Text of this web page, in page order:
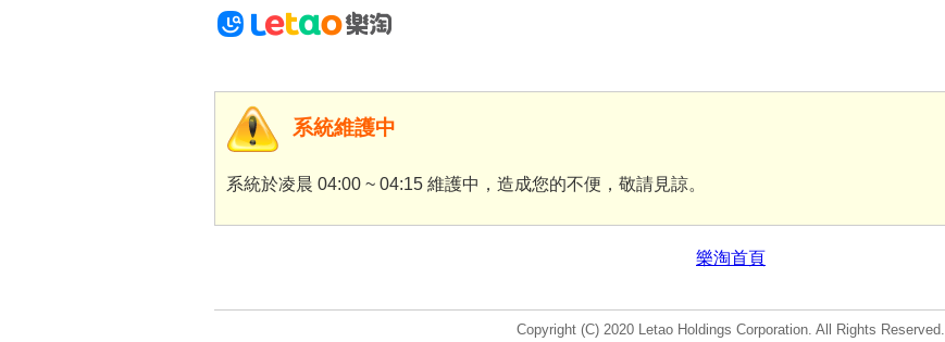
系統維護中
系統於凌晨 04:00 ~ 04:15 維護中，造成您的不便，敬請見諒。
樂淘首頁
Copyright (C) 2020 Letao Holdings Corporation. All Rights Reserved.